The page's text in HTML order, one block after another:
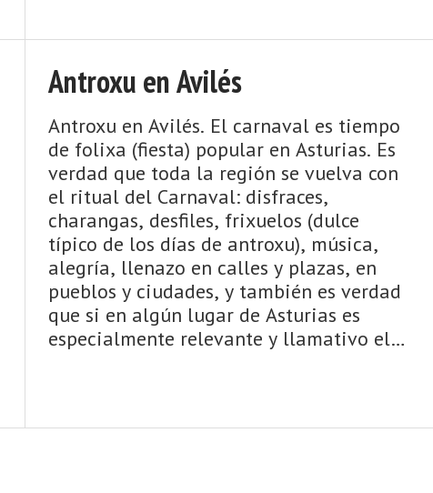
Antroxu en Avilés
Antroxu en Avilés. El carnaval es tiempo
de folixa (fiesta) popular en Asturias. Es
verdad que toda la región se vuelva con
el ritual del Carnaval: disfraces,
charangas, desfiles, frixuelos (dulce
típico de los días de antroxu), música,
alegría, llenazo en calles y plazas, en
pueblos y ciudades, y también es verdad
que si en algún lugar de Asturias es
especialmente relevante y llamativo el